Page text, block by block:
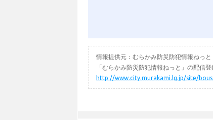
情報提供元：むらかみ防災防犯情報ねっと
「むらかみ防災防犯情報ねっと」の配信登
http://www.city.murakami.lg.jp/site/